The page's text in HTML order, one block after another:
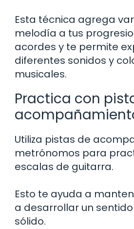
Esta técnica agrega
melodía a tus
acordes y te permite
diferentes sonidos y
musicales.
Practica con
Utiliza pistas de
metrónomos para
escalas de guitarra.
Esto te ayuda a
a desarrollar un
sólido.